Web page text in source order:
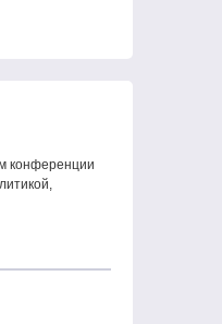
конференции